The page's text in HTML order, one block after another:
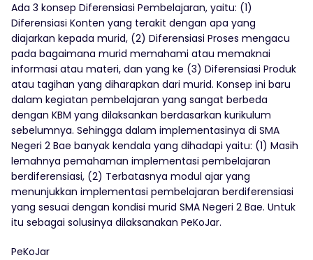
Ada 3 konsep Diferensiasi Pembelajaran, yaitu: (1)
Diferensiasi Konten yang terakit dengan apa yang
diajarkan kepada murid, (2) Diferensiasi Proses mengacu
pada bagaimana murid memahami atau memaknai
informasi atau materi, dan yang ke (3) Diferensiasi Produk
atau tagihan yang diharapkan dari murid. Konsep ini baru
dalam kegiatan pembelajaran yang sangat berbeda
dengan KBM yang dilaksankan berdasarkan kurikulum
sebelumnya. Sehingga dalam implementasinya di SMA
Negeri 2 Bae banyak kendala yang dihadapi yaitu: (1) Masih
lemahnya pemahaman implementasi pembelajaran
berdiferensiasi, (2) Terbatasnya modul ajar yang
menunjukkan implementasi pembelajaran berdiferensiasi
yang sesuai dengan kondisi murid SMA Negeri 2 Bae. Untuk
itu sebagai solusinya dilaksanakan PeKoJar.
PeKoJar